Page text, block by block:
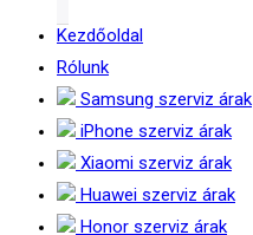
Kezdőoldal
Rólunk
Samsung szerviz árak
iPhone szerviz árak
Xiaomi szerviz árak
Huawei szerviz árak
Honor szerviz árak